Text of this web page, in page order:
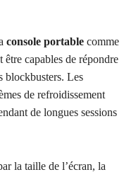
console portable comme
être capables de répondre
blockbusters. Les
de refroidissement
de longues sessions
la taille de l’écran, la